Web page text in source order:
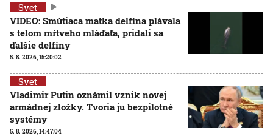
Svet
VIDEO: Smútiaca matka delfína plávala
s telom mŕtveho mláďaťa, pridali sa
ďalšie delfíny
5. 8. 2026, 15:20:02
Svet
Vladimir Putin oznámil vznik novej
armádnej zložky. Tvoria ju bezpilotné
systémy
5. 8. 2026, 14:47:04